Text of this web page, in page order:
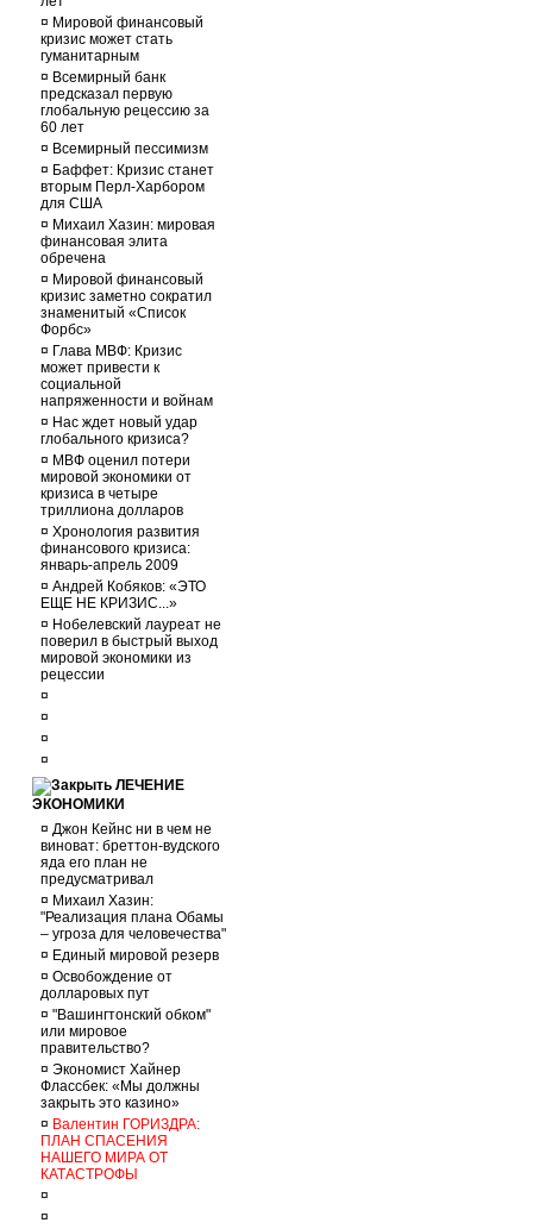
¤ Мировой финансовый
кризис может стать
гуманитарным
¤ Всемирный банк
предсказал первую
глобальную рецессию за
60 лет
¤ Всемирный пессимизм
¤ Баффет: Кризис станет
вторым Перл-Харбором
для США
¤ Михаил Хазин: мировая
финансовая элита
обречена
¤ Мировой финансовый
кризис заметно сократил
знаменитый «Список
Форбс»
¤ Глава МВФ: Кризис
может привести к
социальной
напряженности и войнам
¤ Нас ждет новый удар
глобального кризиса?
¤ МВФ оценил потери
мировой экономики от
кризиса в четыре
триллиона долларов
¤ Хронология развития
финансового кризиса:
январь-апрель 2009
¤ Андрей Кобяков: «ЭТО
ЕЩЕ НЕ КРИЗИС...»
¤ Нобелевский лауреат не
поверил в быстрый выход
мировой экономики из
рецессии
¤
¤
¤
¤
ЛЕЧЕНИЕ
ЭКОНОМИКИ
¤ Джон Кейнс ни в чем не
виноват: бреттон-вудского
яда его план не
предусматривал
¤ Михаил Хазин:
"Реализация плана Обамы
– угроза для человечества"
¤ Единый мировой резерв
¤ Освобождение от
долларовых пут
¤ "Вашингтонский обком"
или мировое
правительство?
¤ Экономист Хайнер
Флассбек: «Мы должны
закрыть это казино»
¤ Валентин ГОРИЗДРА:
ПЛАН СПАСЕНИЯ
НАШЕГО МИРА ОТ
КАТАСТРОФЫ
¤
¤